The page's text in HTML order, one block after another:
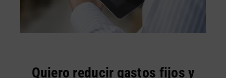
Quiero reducir gastos fijos y